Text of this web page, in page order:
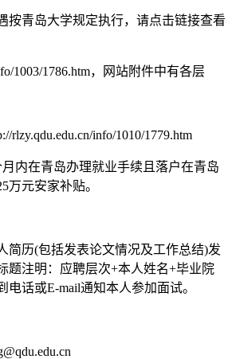
按青岛大学规定执行，请点击链接查看
1003/1786.htm，网站附件中有各层
rlzy.qdu.edu.cn/info/1010/1779.htm
内在青岛办理就业手续且落户在青岛
万元安家补贴。
简历(包括发表论文情况及工作总结)发
题注明：应聘层次+本人姓名+毕业院
话或E-mail通知本人参加面试。